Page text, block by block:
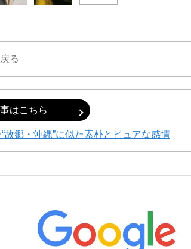
る
はこちら
郷・沖縄”に似た素朴とピュアな感情